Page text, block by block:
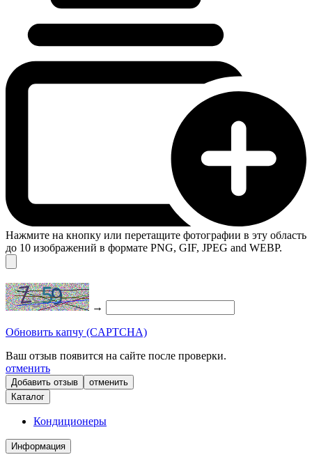
Нажмите на кнопку или перетащите фотографии в эту область
до 10 изображений в формате PNG, GIF, JPEG and WEBP.
→
Обновить капчу (CAPTCHA)
Ваш отзыв появится на сайте после проверки.
отменить
отменить
Каталог
Кондиционеры
Информация